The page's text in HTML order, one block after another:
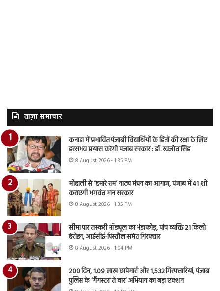
ताज़ा समाचार
कनाडा में प्रभावित पंजाबी विद्यार्थियों के हितों की रक्षा के लिए
हरसंभव प्रयास करेगी पंजाब सरकार : डॉ. रवजोत सिंह
8 August 2026 - 1:35 PM
मोहाली से ‘हमारे राम’ नाट्य मंचन का आगाज, पंजाब में 41 शो
कराएगी भगवंत मान सरकार
8 August 2026 - 1:35 PM
सीमा पार तस्करी मॉड्यूल का भंडाफोड़, पांच व्यक्ति 21 किलो
हेरोइन, आईसीई-पिस्तौल समेत गिरफ्तार
8 August 2026 - 1:04 PM
200 दिन, 1.09 लाख छापेमारी और 1,532 गिरफ्तारियां, पंजाब
पुलिस के ‘गैंगस्टरां ते वार’ अभियान का बड़ा एक्शन